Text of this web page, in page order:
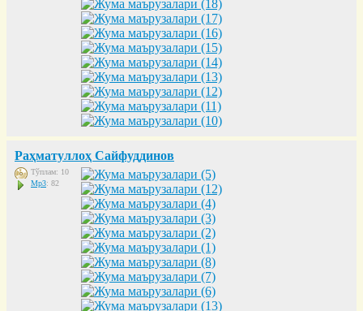
Раҳматуллоҳ Сайфуддинов
Тўплам: 10
Mp3: 82